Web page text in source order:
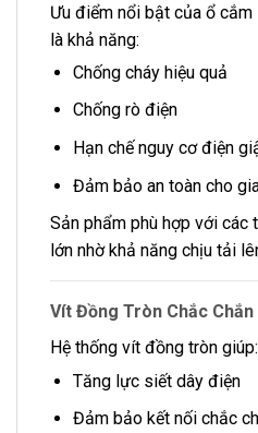
Ưu điểm nổi bật của ổ cắm
là khả năng:
Chống cháy hiệu quả
Chống rò điện
Hạn chế nguy cơ điện
Đảm bảo an toàn cho
Sản phẩm phù hợp với các
lớn nhờ khả năng chịu tải
Vít Đồng Tròn Chắc Chắn
Hệ thống vít đồng tròn giúp:
Tăng lực siết dây điện
Đảm bảo kết nối chắc